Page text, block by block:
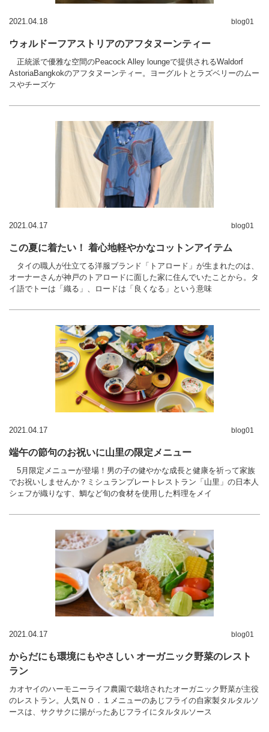
2021.04.18 blog01
ウォルドーフアストリアのアフタヌーンティー
正統派で優雅な空間のPeacock Alley loungeで提供されるWaldorf
AstoriaBangkokのアフタヌーンティー。ヨーグルトとラズベリーのムー
スやチーズケ
2021.04.17 blog01
この夏に着たい！ 着心地軽やかなコットンアイテム
タイの職人が仕立てる洋服ブランド「トアロード」が生まれたのは、
オーナーさんが神戸のトアロードに面した家に住んでいたことから。タ
イ語でトーは「織る」、ロードは「良くなる」という意味
2021.04.17 blog01
端午の節句のお祝いに山里の限定メニュー
5月限定メニューが登場！男の子の健やかな成長と健康を祈って家族
でお祝いしませんか？ミシュランプレートレストラン「山里」の日本人
シェフが織りなす、鯛など旬の食材を使用した料理をメイ
2021.04.17 blog01
からだにも環境にもやさしい オーガニック野菜のレスト
ラン
カオヤイのハーモニーライフ農園で栽培されたオーガニック野菜が主役
のレストラン。人気ＮＯ．１メニューのあじフライの自家製タルタルソ
ースは、サクサクに揚がったあじフライにタルタルソース